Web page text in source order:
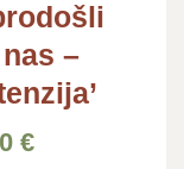
nas –
€